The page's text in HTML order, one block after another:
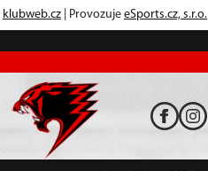
klubweb.cz | Provozuje eSports.cz, s.r.o.